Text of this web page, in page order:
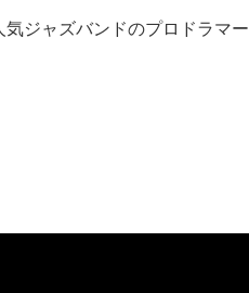
ジャズバンドのプロドラマー